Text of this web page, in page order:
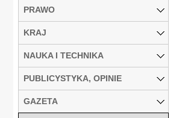
PRAWO
KRAJ
NAUKA I TECHNIKA
PUBLICYSTYKA, OPINIE
GAZETA